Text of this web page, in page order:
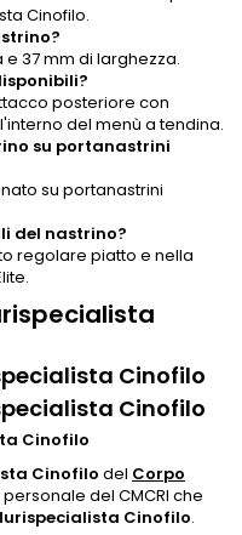
Cinofilo.
e 37 mm di larghezza.
posteriore con
del menù a tendina.
su portanastrini
su portanastrini
del nastrino?
regolare piatto e nella
Cinofilo
Cinofilo
Cinofilo
Cinofilo del Corpo
del CMCRI che
Cinofilo.